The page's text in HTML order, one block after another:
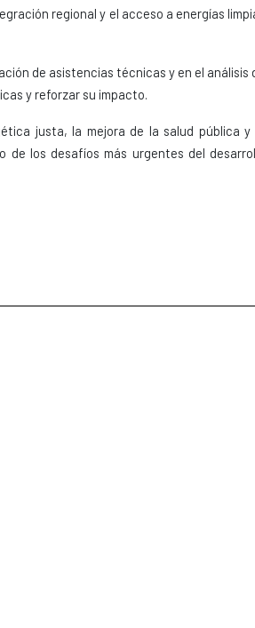
regional y el acceso a energías
de asistencias técnicas y en el análisis
y reforzar su impacto.
justa, la mejora de la salud pública y
de los desafíos más urgentes del